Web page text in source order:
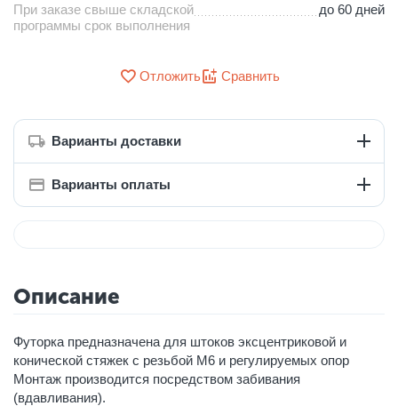
При заказе свыше складской
программы срок выполнения
до 60 дней
Отложить Сравнить
Варианты доставки
Варианты оплаты
Описание
Футорка предназначена для штоков эксцентриковой и
конической стяжек с резьбой М6 и регулируемых опор
Монтаж производится посредством забивания
(вдавливания).